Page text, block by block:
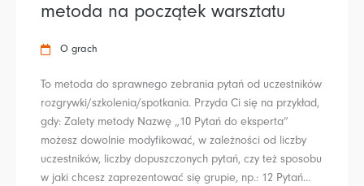
metoda na początek warsztatu
O grach
To metoda do sprawnego zebrania pytań od uczestników
rozgrywki/szkolenia/spotkania. Przyda Ci się na przykład,
gdy: Zalety metody Nazwę „10 Pytań do eksperta”
możesz dowolnie modyfikować, w zależności od liczby
uczestników, liczby dopuszczonych pytań, czy też sposobu
w jaki chcesz zaprezentować się grupie, np.: 12 Pytań...